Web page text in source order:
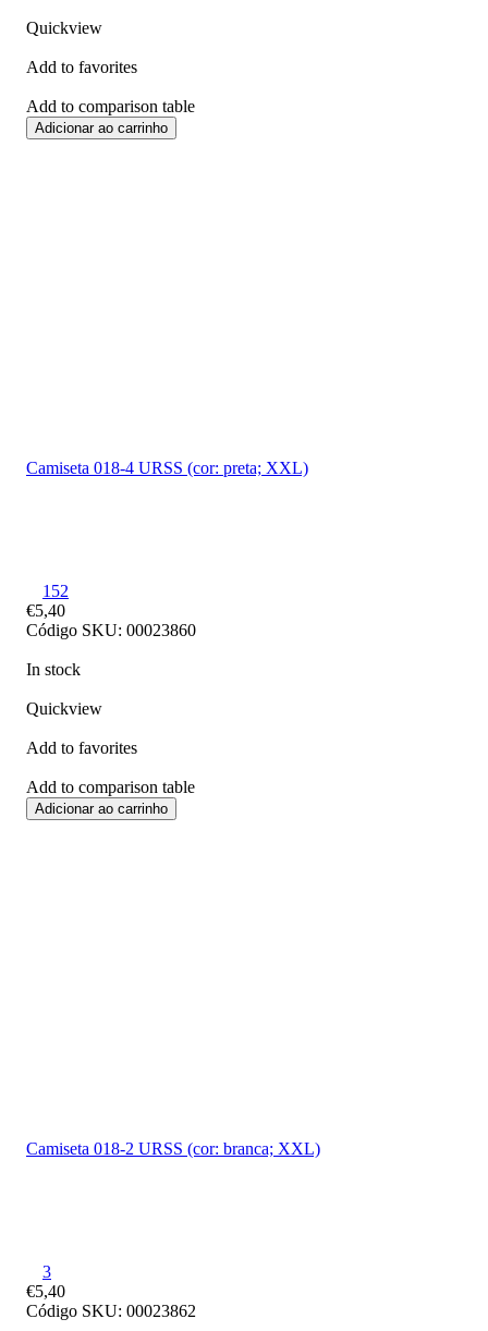
Quickview
Add to favorites
Add to comparison table
Adicionar ao carrinho
Camiseta 018-4 URSS (cor: preta; XXL)
152
€5,40
Código SKU: 00023860
In stock
Quickview
Add to favorites
Add to comparison table
Adicionar ao carrinho
Camiseta 018-2 URSS (cor: branca; XXL)
3
€5,40
Código SKU: 00023862